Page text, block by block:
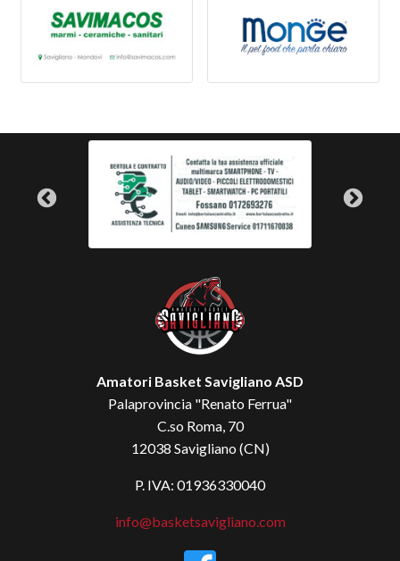
Amatori Basket Savigliano ASD
Palaprovincia "Renato Ferrua"
C.so Roma, 70
12038 Savigliano (CN)
P. IVA: 01936330040
info@basketsavigliano.com